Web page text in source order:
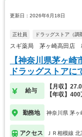
更新日：2026年6月18日
正社員 ドラッグストア（調
スギ薬局 茅ヶ崎高田店
【神奈川県茅ヶ
ドラッグストアに
給与
【月収】
【年収】
勤務地 神奈川県 茅ヶ
アクセス ＪＲ相模線